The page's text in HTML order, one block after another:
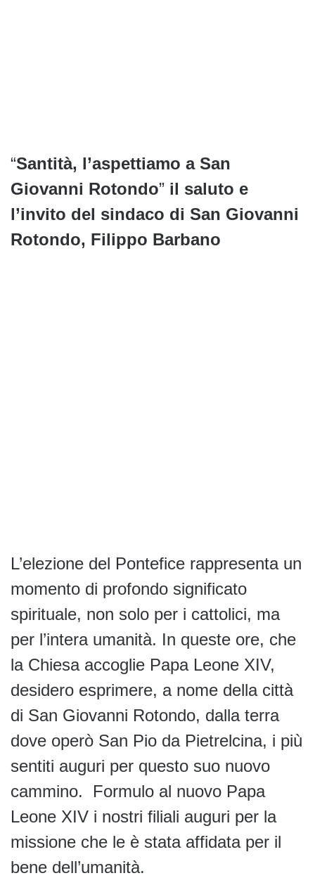
“Santità, l’aspettiamo a San
Giovanni Rotondo” il saluto e
l’invito del sindaco di San Giovanni
Rotondo, Filippo Barbano
L’elezione del Pontefice rappresenta un
momento di profondo significato
spirituale, non solo per i cattolici, ma
per l’intera umanità. In queste ore, che
la Chiesa accoglie Papa Leone XIV,
desidero esprimere, a nome della città
di San Giovanni Rotondo, dalla terra
dove operò San Pio da Pietrelcina, i più
sentiti auguri per questo suo nuovo
cammino. Formulo al nuovo Papa
Leone XIV i nostri filiali auguri per la
missione che le è stata affidata per il
bene dell’umanità.